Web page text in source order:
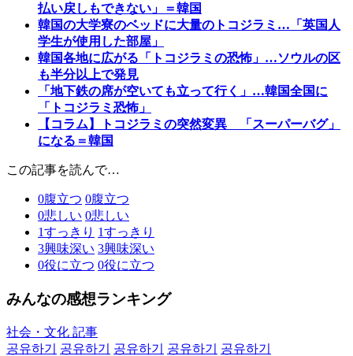
払い戻しもできない」＝韓国
韓国の大学寮のベッドに大量のトコジラミ…「英国人
学生が使用した部屋」
韓国各地に広がる「トコジラミの恐怖」…ソウルの区
も半分以上で発見
「地下鉄の席が空いても立って行く」…韓国全国に
「トコジラミ恐怖」
【コラム】トコジラミの突然変異 「スーパーバグ」
になる＝韓国
この記事を読んで…
0腹立つ 0腹立つ
0悲しい 0悲しい
1すっきり 1すっきり
3興味深い 3興味深い
0役に立つ 0役に立つ
みんなの感想ランキング
社会・文化 記事
공유하기
공유하기 공유하기 공유하기
공유하기